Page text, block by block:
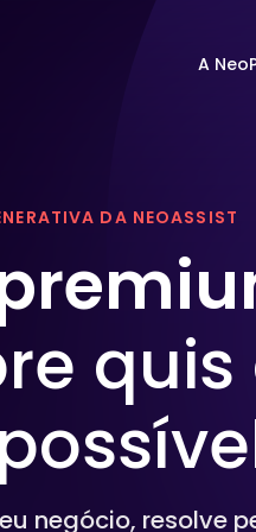
A Neo
uma única tela.
com uso de
em diversos
DA NEOASSIST
quis
negócio, resolve